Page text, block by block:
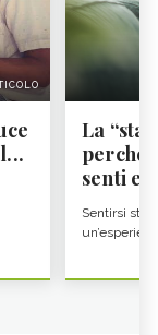
La
perché
senti
Sentirsi